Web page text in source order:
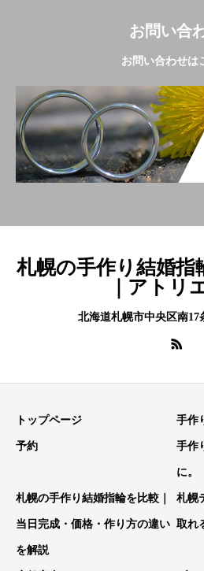
お問い合
お問い合わせは
札幌の手作り結婚指
｜アトリ
北海道札幌市中央区南17
トップページ 手作
予約 手作
に。
札幌の手作り結婚指輪を比較｜
当日完成・価格・作り方の違い
を解説
札幌
取れ